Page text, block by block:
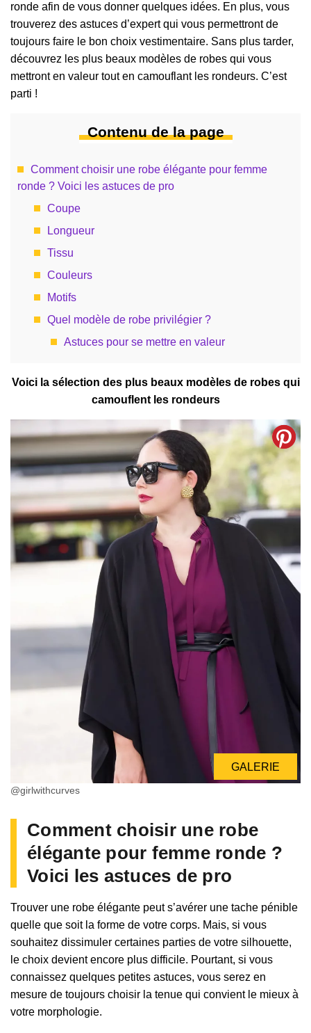
ronde afin de vous donner quelques idées. En plus, vous
trouverez des astuces d’expert qui vous permettront de
toujours faire le bon choix vestimentaire. Sans plus tarder,
découvrez les plus beaux modèles de robes qui vous
mettront en valeur tout en camouflant les rondeurs. C’est
parti !
Contenu de la page
Comment choisir une robe élégante pour femme
ronde ? Voici les astuces de pro
Coupe
Longueur
Tissu
Couleurs
Motifs
Quel modèle de robe privilégier ?
Astuces pour se mettre en valeur
Voici la sélection des plus beaux modèles de robes qui
camouflent les rondeurs
@girlwithcurves
GALERIE
Comment choisir une robe
élégante pour femme ronde ?
Voici les astuces de pro
Trouver une robe élégante peut s’avérer une tache pénible
quelle que soit la forme de votre corps. Mais, si vous
souhaitez dissimuler certaines parties de votre silhouette,
le choix devient encore plus difficile. Pourtant, si vous
connaissez quelques petites astuces, vous serez en
mesure de toujours choisir la tenue qui convient le mieux à
votre morphologie.